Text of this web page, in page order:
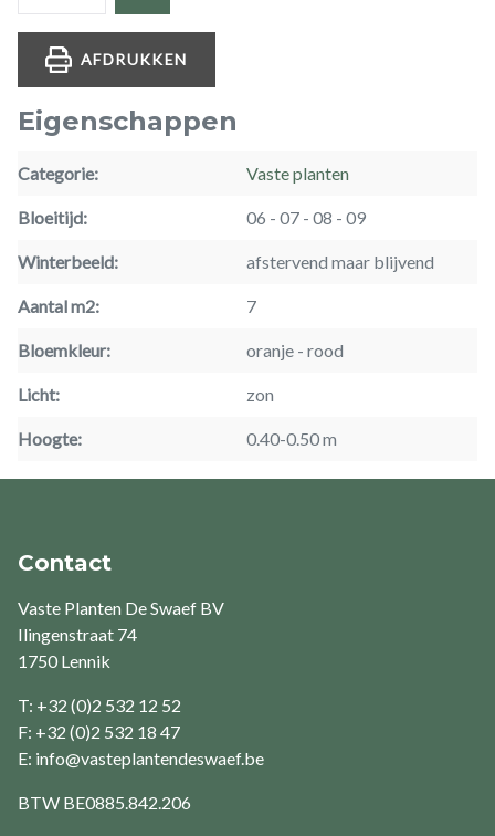
AFDRUKKEN
Eigenschappen
Categorie Vaste planten
Bloeitijd 06 07 08 09
Winterbeeld afstervend maar blijvend
Aantal m2 7
Bloemkleur oranje rood
Licht zon
Hoogte 0.40-0.50 m
Contact
Vaste Planten De Swaef BV
Ilingenstraat 74
1750 Lennik
T: +32 (0)2 532 12 52
F: +32 (0)2 532 18 47
E: info@vasteplantendeswaef.be
BTW BE0885.842.206